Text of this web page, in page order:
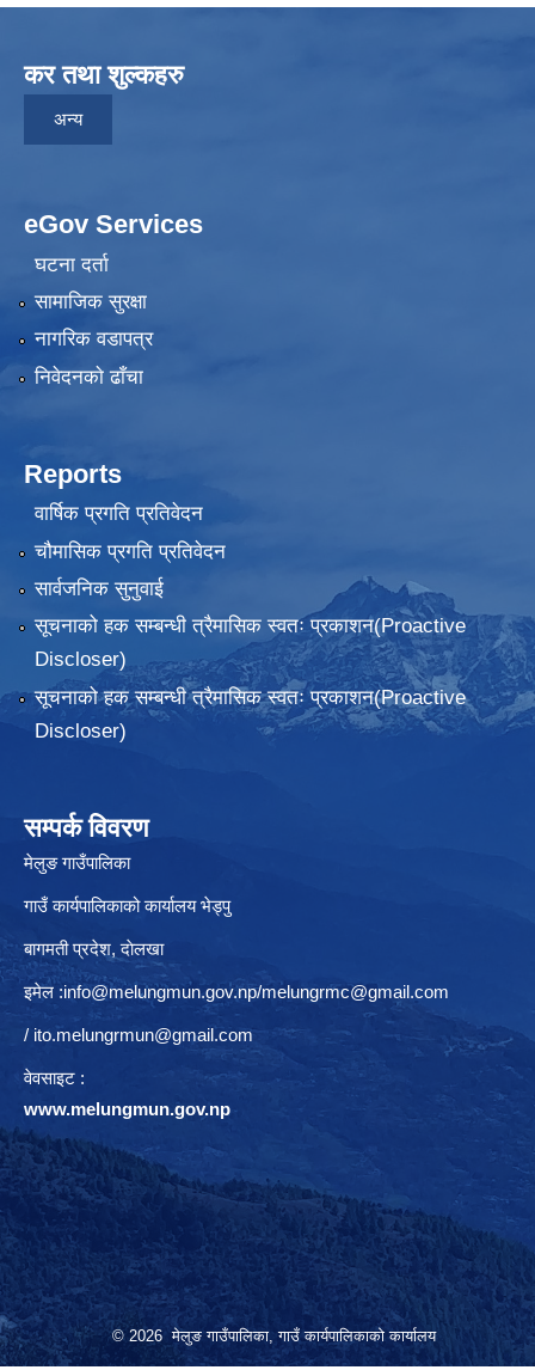
कर तथा शुल्कहरु
अन्य
eGov Services
घटना दर्ता
सामाजिक सुरक्षा
नागरिक वडापत्र
निवेदनकाे ढाँचा
Reports
वार्षिक प्रगति प्रतिवेदन
चौमासिक प्रगति प्रतिवेदन
सार्वजनिक सुनुवाई
सूचनाको हक सम्बन्धी त्रैमासिक स्वतः प्रकाशन(Proactive
Discloser)
सूचनाको हक सम्बन्धी त्रैमासिक स्वतः प्रकाशन(Proactive
Discloser)
सम्पर्क विवरण
मेलुङ गाउँपालिका
गाउँ कार्यपालिकाको कार्यालय भेड्पु
बागमती प्रदेश, दाेलखा
इमेल :info@melungmun.gov.np/melungrmc@gmail.com
/ ito.melungrmun@gmail.com
वेवसाइट :
www.melungmun.gov.np
© 2026 मेलुङ गाउँपालिका, गाउँ कार्यपालिकाको कार्यालय